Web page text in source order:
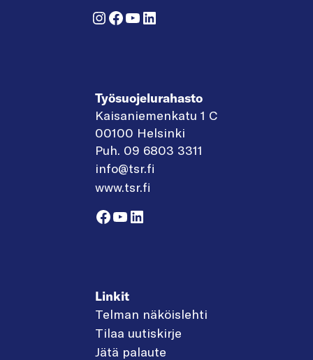
Instagram
Facebook
YouTube
LinkedIn
Työsuojelurahasto
Kaisaniemenkatu 1 C
00100 Helsinki
Puh. 09 6803 3311
info@tsr.fi
www.tsr.fi
Facebook
YouTube
LinkedIn
Linkit
Telman näköislehti
Tilaa uutiskirje
Jätä palaute